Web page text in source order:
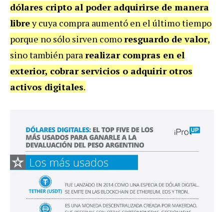
dólares cripto al poder adquirirse de manera
librey cuya compra aumentó en el último tiempo
porque no sólo sirven comoresguardo de valor,
sino también pararealizar compras en el
exterior, cobrar servicios o adquirir otros
activos digitales.